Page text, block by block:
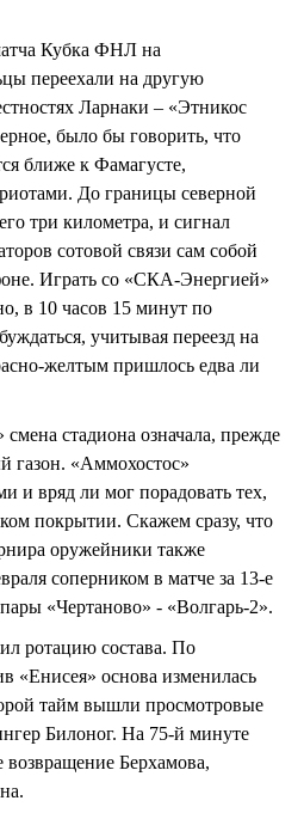
Кубка ФНЛ на
переехали на другую
Ларнаки – «Этникос
было бы говорить, что
ближе к Фамагусте,
До границы северной
три километра, и сигнал
сотовой связи сам собой
Играть со «СКА-Энергией»
в 10 часов 15 минут по
учитывая переезд на
желтым пришлось едва ли
стадиона означала, прежде
газон. «Аммохостос»
и вряд ли мог порадовать тех,
покрытии. Скажем сразу, что
оружейники также
соперником в матче за 13-е
«Чертаново» - «Волгарь-2».
ротацию состава. По
«Енисея» основа изменилась
тайм вышли просмотровые
Билоног. На 75-й минуте
возвращение Берхамова,